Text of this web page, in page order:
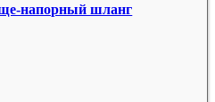
напорный шланг